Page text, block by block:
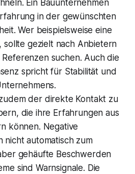
Ein Bauunternehmen
in der gewünschten
Wer beispielsweise eine
sollte gezielt nach Anbietern
suchen. Auch die
spricht für Stabilität und
der direkte Kontakt zu
die ihre Erfahrungen aus
können. Negative
nicht automatisch zum
gehäufte Beschwerden
sind Warnsignale. Die